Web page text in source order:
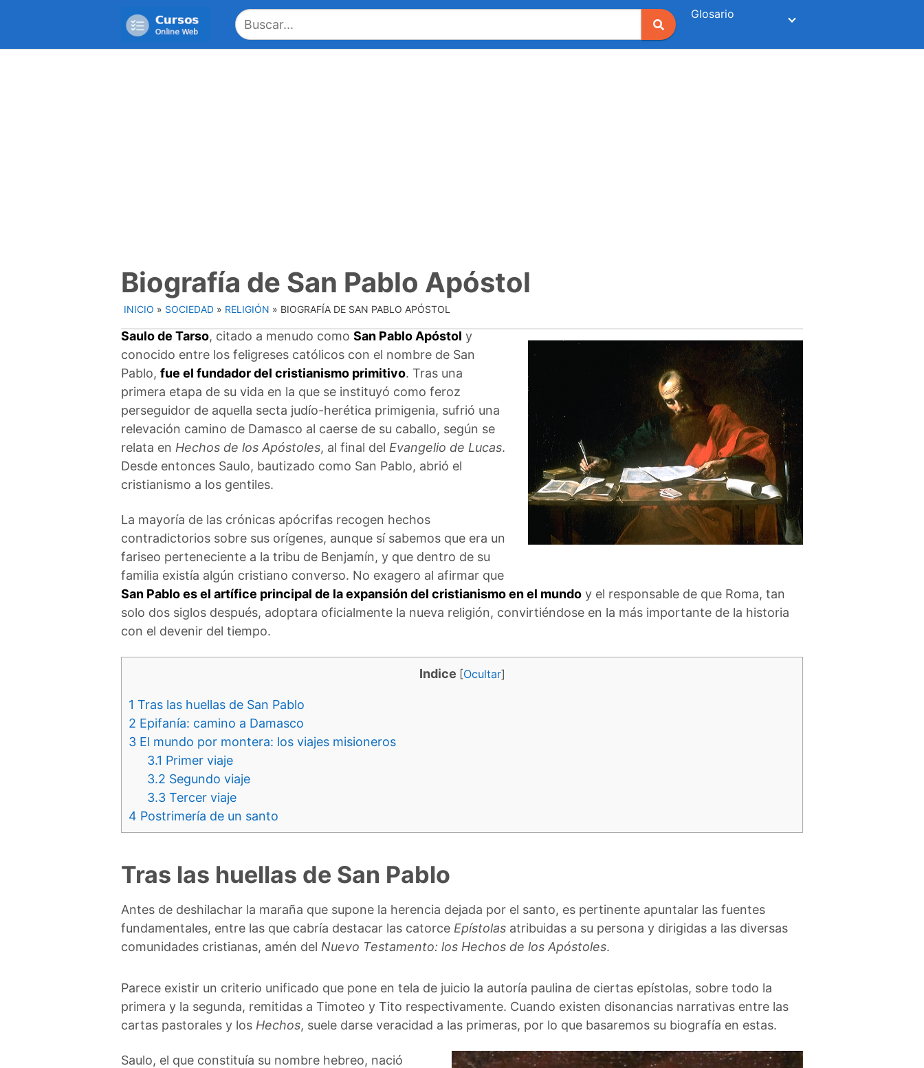
Glosario
Biografía de San Pablo Apóstol
INICIO » SOCIEDAD » RELIGIÓN » BIOGRAFÍA DE SAN PABLO APÓSTOL
Saulo de Tarso, citado a menudo como San Pablo Apóstol y
conocido entre los feligreses católicos con el nombre de San
Pablo, fue el fundador del cristianismo primitivo. Tras una
primera etapa de su vida en la que se instituyó como feroz
perseguidor de aquella secta judío-herética primigenia, sufrió una
relevación camino de Damasco al caerse de su caballo, según se
relata en Hechos de los Apóstoles, al final del Evangelio de Lucas.
Desde entonces Saulo, bautizado como San Pablo, abrió el
cristianismo a los gentiles.
La mayoría de las crónicas apócrifas recogen hechos
contradictorios sobre sus orígenes, aunque sí sabemos que era un
fariseo perteneciente a la tribu de Benjamín, y que dentro de su
familia existía algún cristiano converso. No exagero al afirmar que
San Pablo es el artífice principal de la expansión del cristianismo en el mundo y el responsable de que Roma, tan
solo dos siglos después, adoptara oficialmente la nueva religión, convirtiéndose en la más importante de la historia
con el devenir del tiempo.
Indice [Ocultar]
1 Tras las huellas de San Pablo
2 Epifanía: camino a Damasco
3 El mundo por montera: los viajes misioneros
3.1 Primer viaje
3.2 Segundo viaje
3.3 Tercer viaje
4 Postrimería de un santo
Tras las huellas de San Pablo
Antes de deshilachar la maraña que supone la herencia dejada por el santo, es pertinente apuntalar las fuentes
fundamentales, entre las que cabría destacar las catorce Epístolas atribuidas a su persona y dirigidas a las diversas
comunidades cristianas, amén del Nuevo Testamento: los Hechos de los Apóstoles.
Parece existir un criterio unificado que pone en tela de juicio la autoría paulina de ciertas epístolas, sobre todo la
primera y la segunda, remitidas a Timoteo y Tito respectivamente. Cuando existen disonancias narrativas entre las
cartas pastorales y los Hechos, suele darse veracidad a las primeras, por lo que basaremos su biografía en estas.
Saulo, el que constituía su nombre hebreo, nació